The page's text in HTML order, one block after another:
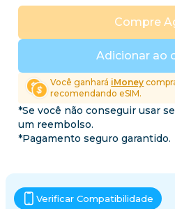
Adicionar ao
Compre
Você ganhará iMoney
recomendando eSIM.
*Se você não conseguir usar
um reembolso.
*Pagamento seguro garantido.
Verificar Compatibilidade